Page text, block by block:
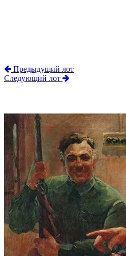
Предыдущий лот
Следующий лот